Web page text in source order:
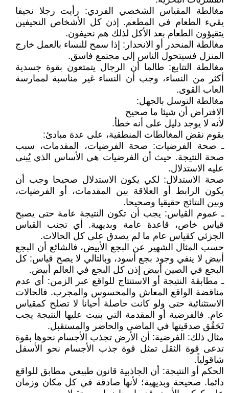
مغالطة المقياس الشخصي الفردي: رأيت رجلا نحيفا
يقيء الطعام في المطعم. إذن كل الأشخاص النحيفين
يتقيؤون الطعام بعد الأكل لذلك هم نحيفون.
مغالطة المنحدر أو الانحدار: إذا سمح للنساء بالعمل خارج
المنزل فسيتحول الناس إلى مجتمع فاسق.
مغالطة التتابع: طالما أن الرجال يتمتعون بقوة جسدية
أكثر من النساء، وجب أن النساء غير مناسبة لممارسة
العاب القوى.
مغالطة التوسل بالجهل:
الافتراض أن شيئا ما صحيح
لأنه لا يوجد دليل على أنه خطأ.
يقوم نقض المغالطات المنطقية، على عدة مبادئ:
ـ صحة الفرضيات: صحة الفرضيات، المقدمات، سبب
صحة النتيجة. حيث أن الفرضيات هي الأساس الذي يُبنى
عليه الاستدلال.
صحة الاستدلال: لكي يكون الاستدلال صحيحا وجب أن
يكون الرابط أو العلاقة بين المقدمات، أو الفرضيات،
وبين النتائج حقيقيا وصحيحا.
ـ عموم القياس: يجب أن تكون النتيجة عامة حتى يصبح
قياس خاص، قاعدة عامة وبديهية. أي تجنب القياس
الجزئي كقياس عام ما لم يصدق على كل الحالات.
حسب المثال الشهير عن البجع الأبيض، فالشائع أن البجع
أبيض لا ينفي وجود بجع أسود، وبالتالي لا يصح قياس: كل
البجع في الصين أبيض إذن كل البجع في العالم أبيض.
ـ مطابقة النتيجة أو الاستنتاج للواقع عبر الزمن: أي عدم
مناقضة الواقع المعاش والمحسوس والمجرب. فالحالات
الاستثنائية حتى ولو كانت حاصلة أحيانا لا تصلح كمقياس
عام. فالفرضية أو المقدمة التي بنيت عليها النتيجة يجب
تَحَقُق صدقيتها في الماضي والحاضر والمستقبل.
مثال ذلك: الفرضية: أن الأرض تجذب الأجسام نحوها بقوة
تدعى قوة الثقل تمثل قوة جذب الأجسام نحو الأسفل
شاقولياً.
الحكم أو النتيجة: أن الجاذبية قانون طبيعي مطابق للواقع
دائما. صحيحة وبديهية؛ لأنها صادقة في كل مكان وزمان